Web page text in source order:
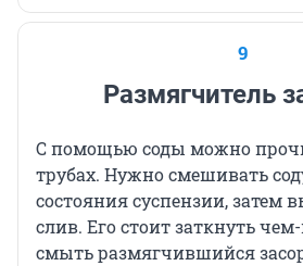
9
Размягчитель
С помощью соды можно
трубах. Нужно смешивать
состояния суспензии, затем
слив. Его стоит заткнуть
смыть размягчившийся